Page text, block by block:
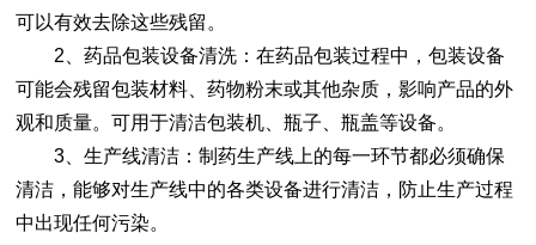
可以有效去除这些残留。
2、药品包装设备清洗：在药品包装过程中，包装设备
可能会残留包装材料、药物粉末或其他杂质，影响产品的外
观和质量。可用于清洁包装机、瓶子、瓶盖等设备。
3、生产线清洁：制药生产线上的每一环节都必须确保
清洁，能够对生产线中的各类设备进行清洁，防止生产过程
中出现任何污染。